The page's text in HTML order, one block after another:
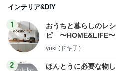
インテリア&DIY
1
おうちと暮らしのレシ
ピ 〜HOME&LIFE〜
yuki (ドキ子）
2
ほんとうに必要な物し